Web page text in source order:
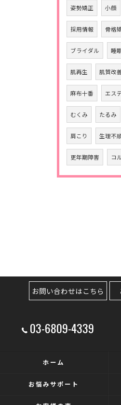
姿勢矯正 小顔
採用情報 骨格
ブライダル 睡
肌再生 肌質改
麻布十番 エス
むくみ たるみ
肩こり 生理不
更年期障害 コ
03-6809-4339
お問い合わせはこちら
ホーム
お悩みサポート